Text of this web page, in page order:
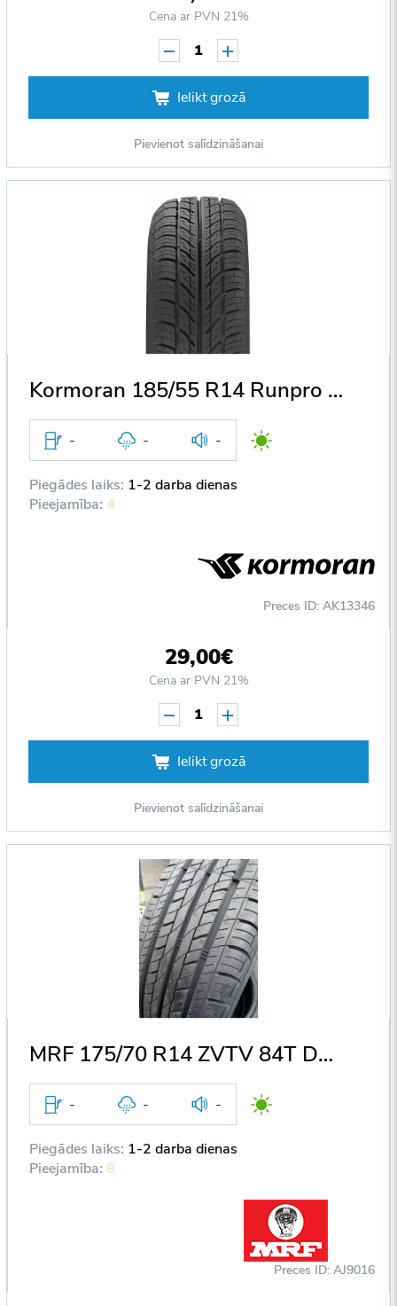
Cena ar PVN 21%
1
Ielikt grozā
Pievienot salīdzināšanai
Kormoran 185/55 R14 Runpro B3 80H DOT2014
- - -
Piegādes laiks: 1-2 darba dienas
Pieejamība: 4
Preces ID: AK13346
29,00€
Cena ar PVN 21%
1
Ielikt grozā
Pievienot salīdzināšanai
MRF 175/70 R14 ZVTV 84T DOT2017
- - -
Piegādes laiks: 1-2 darba dienas
Pieejamība: 8
Preces ID: AJ9016